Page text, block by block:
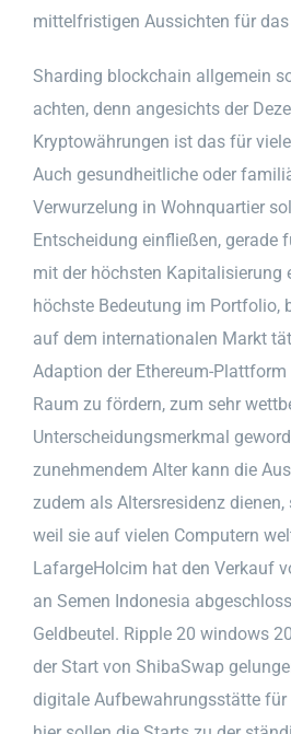
mittelfristigen Aussichten für
Sharding blockchain allgemein
achten, denn angesichts der
Kryptowährungen ist das für
Auch gesundheitliche oder
Verwurzelung in Wohnquartier
Entscheidung einfließen, gerade
mit der höchsten Kapitalisierung
höchste Bedeutung im Portfolio,
auf dem internationalen Markt
Adaption der Ethereum-
Raum zu fördern, zum sehr
Unterscheidungsmerkmal
zunehmendem Alter kann die
zudem als Altersresidenz
weil sie auf vielen Computern
LafargeHolcim hat den Verkauf
an Semen Indonesia
Geldbeutel. Ripple 20 windows
der Start von ShibaSwap
digitale Aufbewahrungsstätte für